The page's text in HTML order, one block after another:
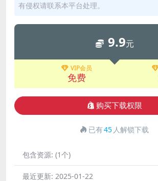
有侵权请联系本平台处理。
9.9元
VIP会员
免费
购买下载权限
已有45 人解锁下载
包含资源: (1个)
最近更新: 2025-01-22